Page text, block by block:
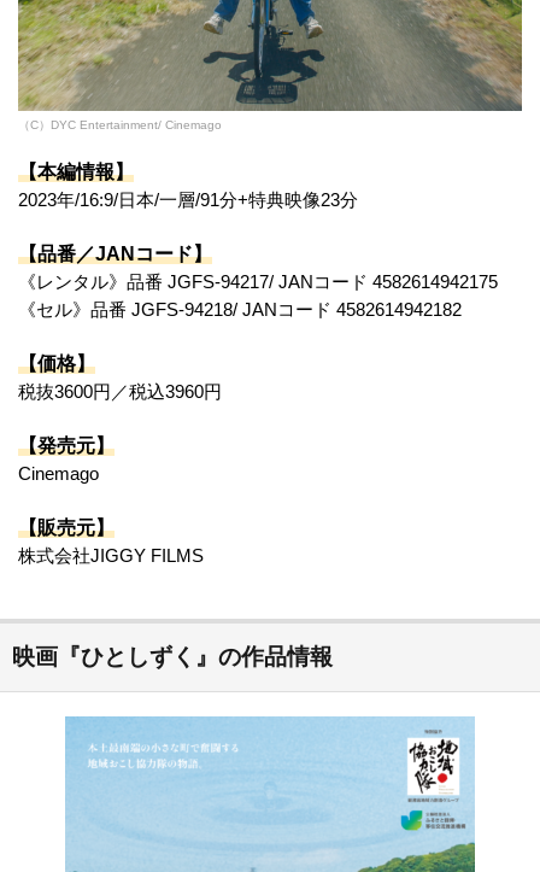
（C）DYC Entertainment/ Cinemago
【本編情報】
2023年/16:9/日本/一層/91分+特典映像23分
【品番／JANコード】
《レンタル》品番 JGFS-94217/ JANコード 4582614942175
《セル》品番 JGFS-94218/ JANコード 4582614942182
【価格】
税抜3600円／税込3960円
【発売元】
Cinemago
【販売元】
株式会社JIGGY FILMS
映画『ひとしずく』の作品情報